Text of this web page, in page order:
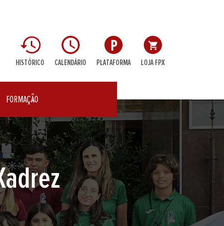
HISTÓRICO CALENDÁRIO PLATAFORMA LOJA FPX
FORMAÇÃO